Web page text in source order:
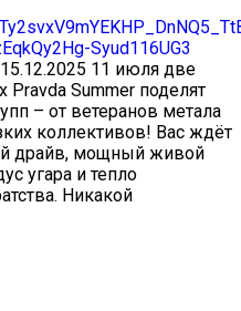
15.12.2025 11 июля две
Pravda Summer поделят
– от ветеранов метала
коллективов! Вас ждёт
драйв, мощный живой
угара и тепло
Никакой